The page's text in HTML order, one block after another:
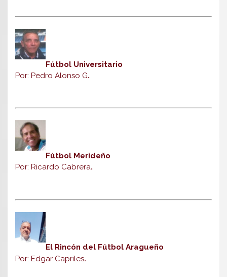
Fútbol Universitario
Por: Pedro Alonso G.
Fútbol Merideño
Por: Ricardo Cabrera.
El Rincón del Fútbol Aragueño
Por: Edgar Capriles.